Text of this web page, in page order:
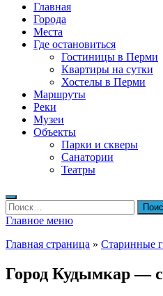
Главная
Города
Места
Где остановиться
Гостиницы в Перми
Квартиры на сутки
Хостелы в Перми
Маршруты
Реки
Музеи
Объекты
Парки и скверы
Санатории
Театры
Найти:
Главное меню
Главная страница » Старинные
Город Кудымкар —